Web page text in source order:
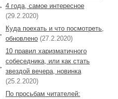
4 года, самое интересное
(29.2.2020)
Куда поехать и что посмотреть,
обновлено (27.2.2020)
10 правил харизматичного
собеседника, или как стать
звездой вечера, новинка
(25.2.2020)
По просьбам читателей: